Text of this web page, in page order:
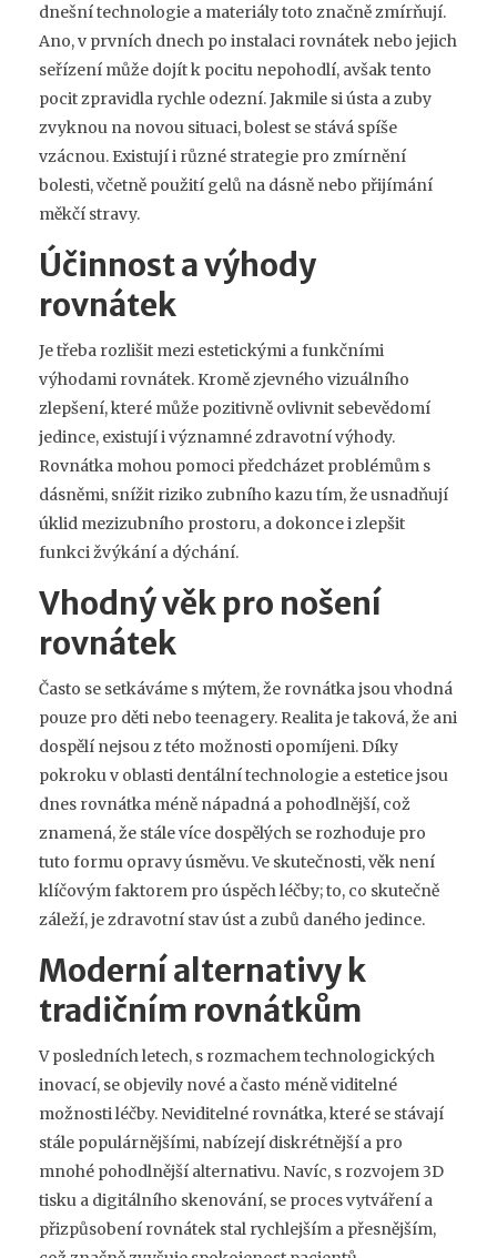
dnešní technologie a materiály toto značně zmírňují.
Ano, v prvních dnech po instalaci rovnátek nebo jejich
seřízení může dojít k pocitu nepohodlí, avšak tento
pocit zpravidla rychle odezní. Jakmile si ústa a zuby
zvyknou na novou situaci, bolest se stává spíše
vzácnou. Existují i různé strategie pro zmírnění
bolesti, včetně použití gelů na dásně nebo přijímání
měkčí stravy.
Účinnost a výhody
rovnátek
Je třeba rozlišit mezi estetickými a funkčními
výhodami rovnátek. Kromě zjevného vizuálního
zlepšení, které může pozitivně ovlivnit sebevědomí
jedince, existují i významné zdravotní výhody.
Rovnátka mohou pomoci předcházet problémům s
dásněmi, snížit riziko zubního kazu tím, že usnadňují
úklid mezizubního prostoru, a dokonce i zlepšit
funkci žvýkání a dýchání.
Vhodný věk pro nošení
rovnátek
Často se setkáváme s mýtem, že rovnátka jsou vhodná
pouze pro děti nebo teenagery. Realita je taková, že ani
dospělí nejsou z této možnosti opomíjeni. Díky
pokroku v oblasti dentální technologie a estetice jsou
dnes rovnátka méně nápadná a pohodlnější, což
znamená, že stále více dospělých se rozhoduje pro
tuto formu opravy úsměvu. Ve skutečnosti, věk není
klíčovým faktorem pro úspěch léčby; to, co skutečně
záleží, je zdravotní stav úst a zubů daného jedince.
Moderní alternativy k
tradičním rovnátkům
V posledních letech, s rozmachem technologických
inovací, se objevily nové a často méně viditelné
možnosti léčby. Neviditelné rovnátka, které se stávají
stále populárnějšími, nabízejí diskrétnější a pro
mnohé pohodlnější alternativu. Navíc, s rozvojem 3D
tisku a digitálního skenování, se proces vytváření a
přizpůsobení rovnátek stal rychlejším a přesnějším,